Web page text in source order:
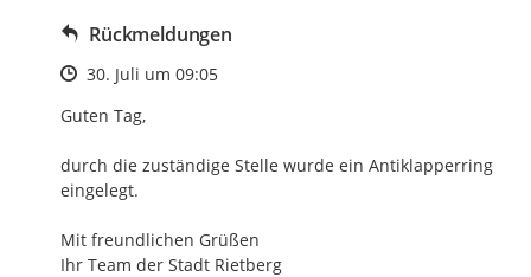
Rückmeldungen
Zeitpunkt des Erstellens
30. Juli um 09:05
Guten Tag,
durch die zuständige Stelle wurde ein Antiklapperring
eingelegt.
Mit freundlichen Grüßen
Ihr Team der Stadt Rietberg